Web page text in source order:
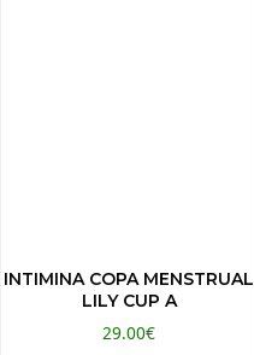
INTIMINA COPA MENSTRUAL
LILY CUP A
29.00€